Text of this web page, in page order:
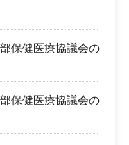
保健医療協議会の
保健医療協議会の